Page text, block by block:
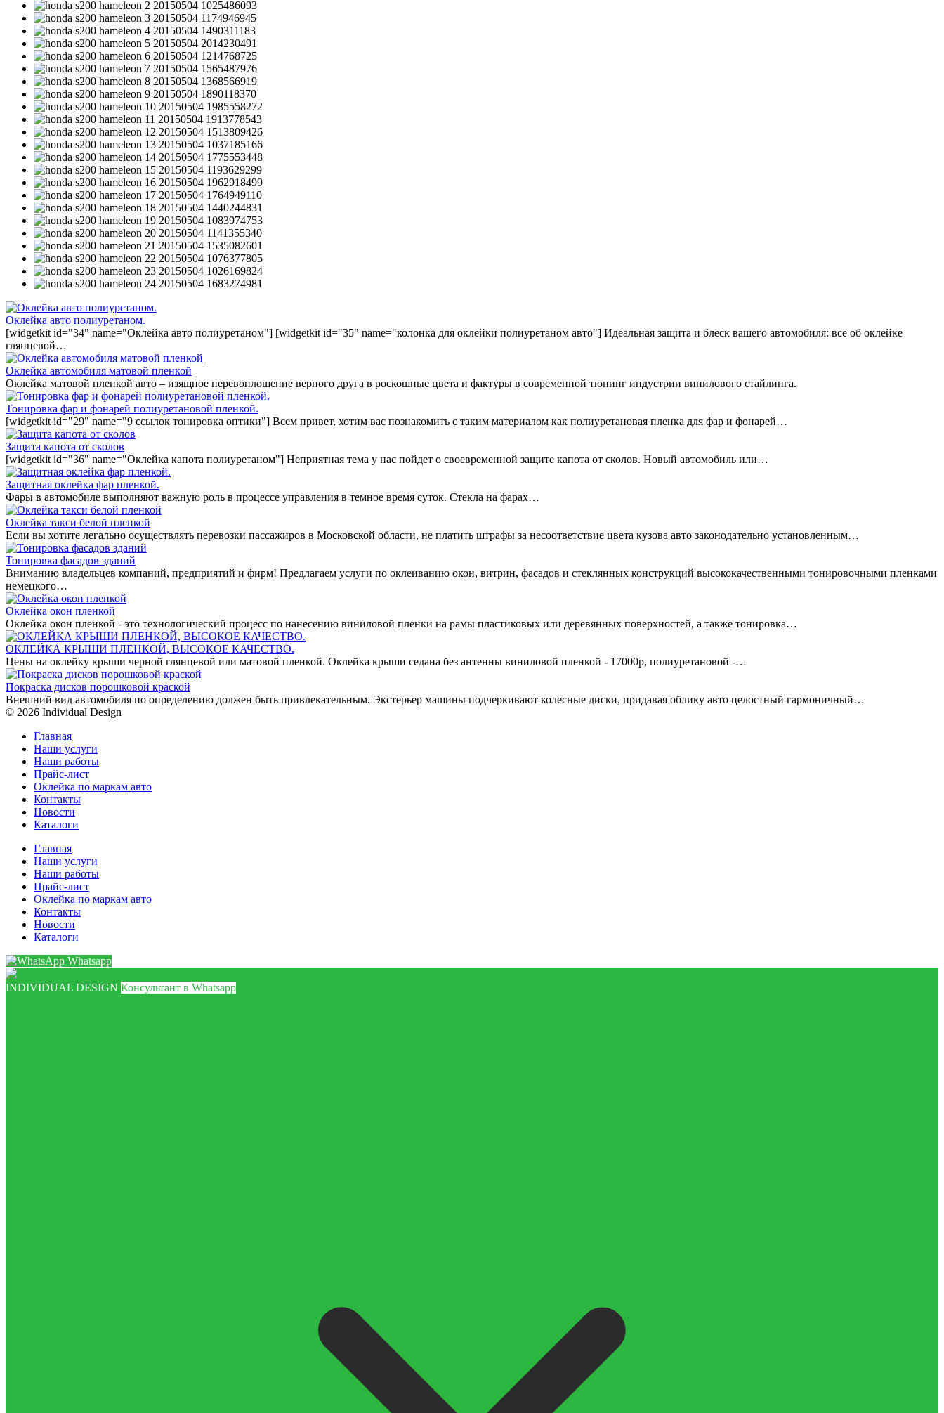
Оклейка авто полиуретаном.
[widgetkit id="34" name="Оклейка авто полиуретаном"] [widgetkit id="35" name="колонка для оклейки полиуретаном авто"] Идеальная защита и блеск вашего автомобиля: всё об оклейке
глянцевой…
Оклейка автомобиля матовой пленкой
Оклейка матовой пленкой авто – изящное перевоплощение верного друга в роскошные цвета и фактуры в современной тюнинг индустрии винилового стайлинга.
Тонировка фар и фонарей полиуретановой пленкой.
[widgetkit id="29" name="9 ссылок тонировка оптики"] Всем привет, хотим вас познакомить с таким материалом как полиуретановая пленка для фар и фонарей…
Защита капота от сколов
[widgetkit id="36" name="Оклейка капота полиуретаном"] Неприятная тема у нас пойдет о своевременной защите капота от сколов. Новый автомобиль или…
Защитная оклейка фар пленкой.
Фары в автомобиле выполняют важную роль в процессе управления в темное время суток. Стекла на фарах…
Оклейка такси белой пленкой
Если вы хотите легально осуществлять перевозки пассажиров в Московской области, не платить штрафы за несоответствие цвета кузова авто законодательно установленным…
Тонировка фасадов зданий
Вниманию владельцев компаний, предприятий и фирм! Предлагаем услуги по оклеиванию окон, витрин, фасадов и стеклянных конструкций высококачественными тонировочными пленками
немецкого…
Оклейка окон пленкой
Оклейка окон пленкой - это технологический процесс по нанесению виниловой пленки на рамы пластиковых или деревянных поверхностей, а также тонировка…
ОКЛЕЙКА КРЫШИ ПЛЕНКОЙ, ВЫСОКОЕ КАЧЕСТВО.
Цены на оклейку крыши черной глянцевой или матовой пленкой. Оклейка крыши седана без антенны виниловой пленкой - 17000р, полиуретановой -…
Покраска дисков порошковой краской
Внешний вид автомобиля по определению должен быть привлекательным. Экстерьер машины подчеркивают колесные диски, придавая облику авто целостный гармоничный…
© 2026 Individual Design
Главная
Наши услуги
Наши работы
Прайс-лист
Оклейка по маркам авто
Контакты
Новости
Каталоги
Главная
Наши услуги
Наши работы
Прайс-лист
Оклейка по маркам авто
Контакты
Новости
Каталоги
Whatsapp
INDIVIDUAL DESIGN Консультант в Whatsapp